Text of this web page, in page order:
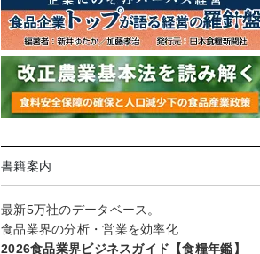
書籍案内
最新5万社のデータベース。
食品業界の分析・営業を効率化
2026食品業界ビジネスガイド【食糧年鑑】